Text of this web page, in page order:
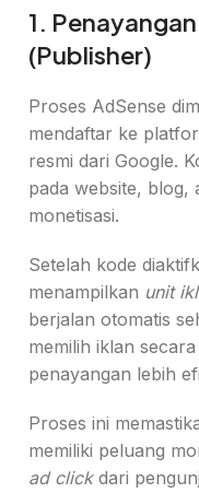
1.
(Publisher)
Proses AdSense
mendaftar ke
resmi dari Google.
pada website, blog,
monetisasi.
Setelah kode
menampilkan unit
berjalan otomatis
memilih iklan
penayangan lebih
Proses ini
memiliki peluang
ad clickdari